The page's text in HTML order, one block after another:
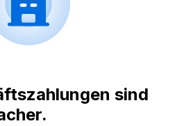
sind